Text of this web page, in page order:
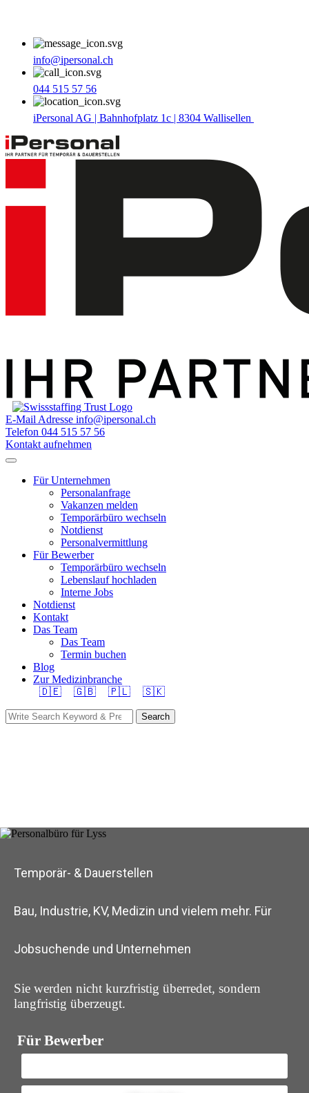
info@ipersonal.ch
044 515 57 56
iPersonal AG | Bahnhofplatz 1c | 8304 Wallisellen
E-Mail Adresse info@ipersonal.ch
Telefon 044 515 57 56
Kontakt aufnehmen
Für Unternehmen
Personalanfrage
Vakanzen melden
Temporärbüro wechseln
Notdienst
Personalvermittlung
Für Bewerber
Temporärbüro wechseln
Lebenslauf hochladen
Interne Jobs
Notdienst
Kontakt
Das Team
Das Team
Termin buchen
Blog
Zur Medizinbranche
🇩🇪
🇬🇧 🇵🇱 🇸🇰
Search
Temporär- & Dauerstellen
Bau, Industrie, KV, Medizin und vielem mehr. Für
Jobsuchende und Unternehmen
Sie werden nicht kurzfristig überredet, sondern
langfristig überzeugt.
Für Bewerber